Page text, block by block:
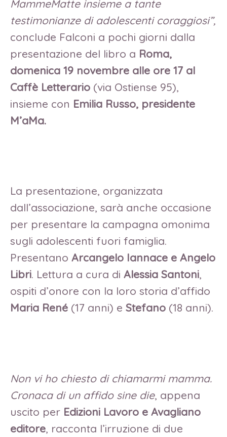
MammeMatte insieme a tante
testimonianze di adolescenti coraggiosi”,
conclude Falconi a pochi giorni dalla
presentazione del libro a Roma,
domenica 19 novembre alle ore 17 al
Caffè Letterario (via Ostiense 95),
insieme con Emilia Russo, presidente
M’aMa.
La presentazione, organizzata
dall’associazione, sarà anche occasione
per presentare la campagna omonima
sugli adolescenti fuori famiglia.
Presentano Arcangelo Iannace e Angelo
Libri. Lettura a cura di Alessia Santoni,
ospiti d’onore con la loro storia d’affido
Maria René (17 anni) e Stefano (18 anni).
Non vi ho chiesto di chiamarmi mamma.
Cronaca di un affido sine die, appena
uscito per Edizioni Lavoro e Avagliano
editore, racconta l’irruzione di due